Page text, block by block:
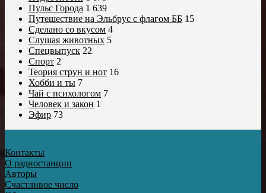
Пульс Города 1 639
Путешествие на Эльбрус с флагом ББ 15
Сделано со вкусом 4
Слушая животных 5
Спецвыпуск 22
Спорт 2
Теория струн и нот 16
Хобби и ты 7
Чай с психологом 7
Человек и закон 1
Эфир 73
Контакты
О радиостанции
Авторы
Счастливое число